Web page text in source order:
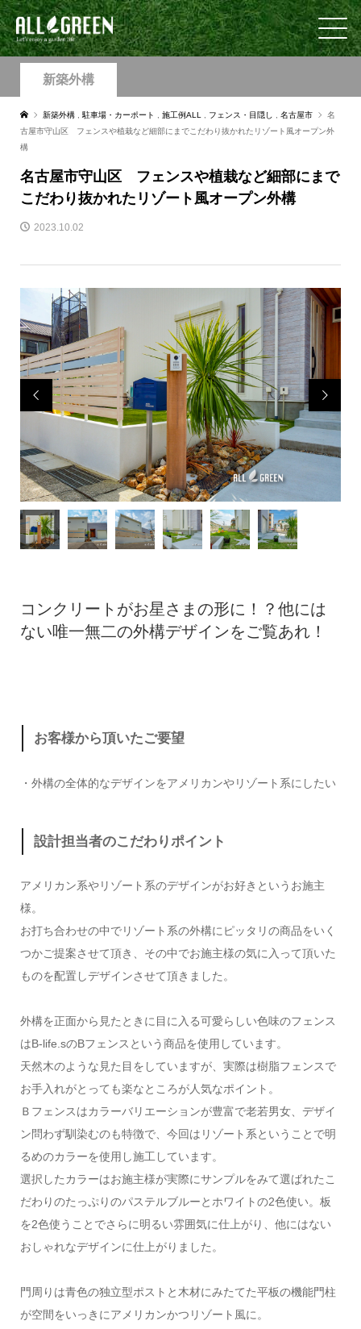
新築外構
新築外構 駐車場・カーポート 施工例ALL フェンス・目隠し 名古屋市
名
古屋市守山区 フェンスや植栽など細部にまでこだわり抜かれたリゾート風オープン外
構
名古屋市守山区 フェンスや植栽など細部にまで
こだわり抜かれたリゾート風オープン外構
2023.10.02
 
コンクリートがお星さまの形に！？他には
ない唯一無二の外構デザインをご覧あれ！
お客様から頂いたご要望
・外構の全体的なデザインをアメリカンやリゾート系にしたい
設計担当者のこだわりポイント
アメリカン系やリゾート系のデザインがお好きというお施主
様。
お打ち合わせの中でリゾート系の外構にピッタリの商品をいく
つかご提案させて頂き、その中でお施主様の気に入って頂いた
ものを配置しデザインさせて頂きました。
外構を正面から見たときに目に入る可愛らしい色味のフェンス
はB-life.sのBフェンスという商品を使用しています。
天然木のような見た目をしていますが、実際は樹脂フェンスで
お手入れがとっても楽なところが人気なポイント。
Ｂフェンスはカラーバリエーションが豊富で老若男女、デザイ
ン問わず馴染むのも特徴で、今回はリゾート系ということで明
るめのカラーを使用し施工しています。
選択したカラーはお施主様が実際にサンプルをみて選ばれたこ
だわりのたっぷりのパステルブルーとホワイトの2色使い。板
を2色使うことでさらに明るい雰囲気に仕上がり、他にはない
おしゃれなデザインに仕上がりました。
門周りは青色の独立型ポストと木材にみたてた平板の機能門柱
が空間をいっきにアメリカンかつリゾート風に。